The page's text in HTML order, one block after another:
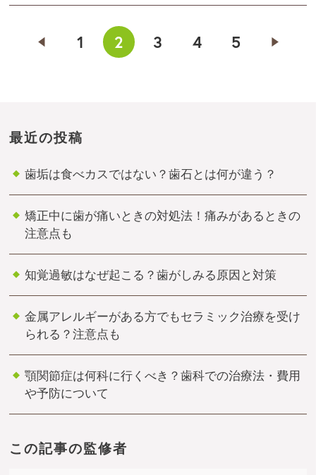
1 2 3 4 5
最近の投稿
歯垢は食べカスではない？歯石とは何が違う？
矯正中に歯が痛いときの対処法！痛みがあるときの
注意点も
知覚過敏はなぜ起こる？歯がしみる原因と対策
金属アレルギーがある方でもセラミック治療を受け
られる？注意点も
顎関節症は何科に行くべき？歯科での治療法・費用
や予防について
この記事の監修者